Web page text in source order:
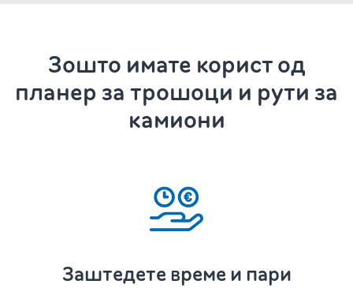
Зошто имате корист од
планер за трошоци и рути за
камиони
Заштедете време и пари